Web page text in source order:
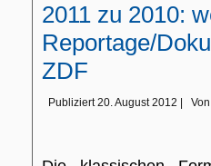
2011 zu 2010:
Reportage/
ZDF
Publiziert 20. August 2012 Von